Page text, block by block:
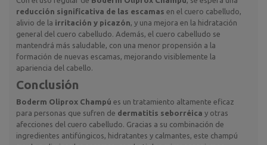
reducción significativa de las escamas en el cuero cabelludo,
alivio de la irritación y picazón , y una mejora en la hidratación
general del cuero cabelludo. Además, el cuero cabelludo se
mantendrá más saludable, con una menor propensión a la
formación de nuevas escamas, mejorando visiblemente la
apariencia del cabello.
Conclusión
Boderm Oliprox Champú es un tratamiento altamente eficaz
para personas que sufren de dermatitis seborréica y otras
afecciones del cuero cabelludo. Gracias a su combinación de
ingredientes antifúngicos, hidratantes y calmantes, este champú